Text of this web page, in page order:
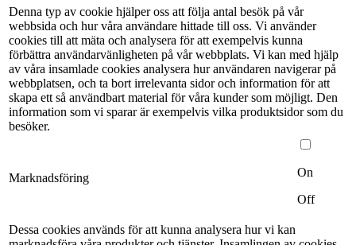
Denna typ av cookie hjälper oss att följa antal besök på vår
webbsida och hur våra användare hittade till oss. Vi använder
cookies till att mäta och analysera för att exempelvis kunna
förbättra användarvänligheten på vår webbplats. Vi kan med hjälp
av våra insamlade cookies analysera hur användaren navigerar på
webbplatsen, och ta bort irrelevanta sidor och information för att
skapa ett så användbart material för våra kunder som möjligt. Den
information som vi sparar är exempelvis vilka produktsidor som du
besöker.
Marknadsföring
On
Off
Dessa cookies används för att kunna analysera hur vi kan